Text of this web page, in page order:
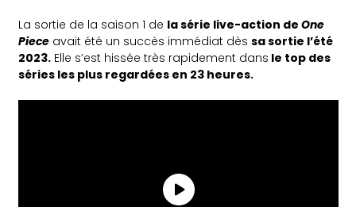
La sortie de la saison 1 de la série live-action de One
Piece avait été un succès immédiat dèssa sortie l’été
2023. Elle s’est hissée très rapidement dans le top des
séries les plus regardées en 23 heures.